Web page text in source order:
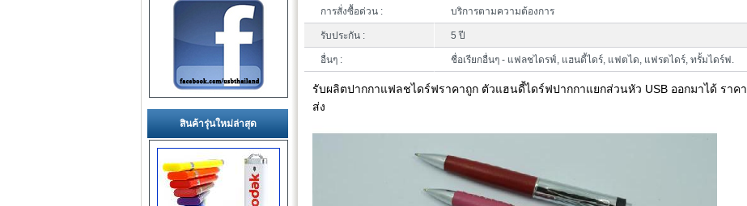
การสั่งซื้อด่วน : บริการตามความต้องการ
รับประกัน : 5 ปี
อื่นๆ : ชื่อเรียกอื่นๆ - แฟลชไดรฟ์, แฮนดี้ไดร์, แฟตได, แฟรตไดร์, ทรั้มไดร์ฟ.
รับผลิตปากกาแฟลชไดร์ฟราคาถูก ตัวแฮนดี้ไดร์ฟปากกาแยกส่วนหัว USB ออกมาได้ ราคา
ส่ง
สินค้ารุ่นใหม่ล่าสุด